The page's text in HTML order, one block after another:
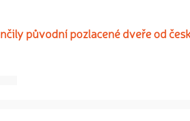
původní pozlacené dveře od